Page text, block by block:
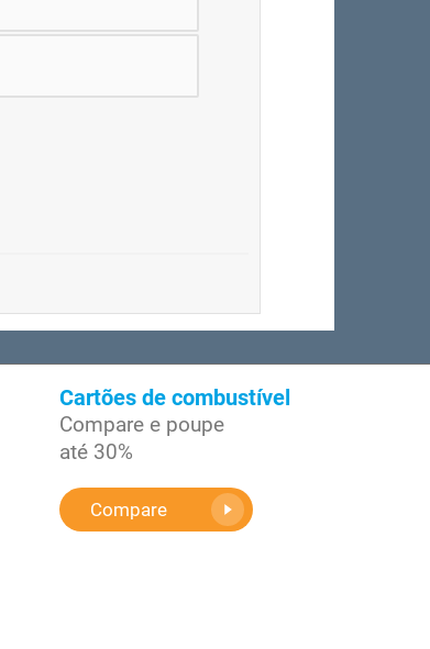
Cartões de combustível
Compare e poupe
até 30%
Compare